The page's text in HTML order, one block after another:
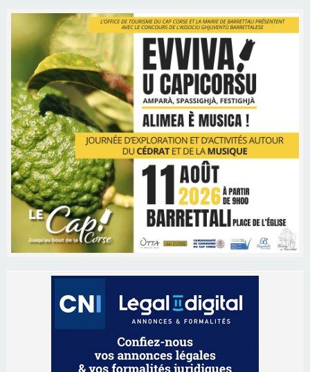
Les brèves
Ucciani – Marché des producteurs à Cruculi le